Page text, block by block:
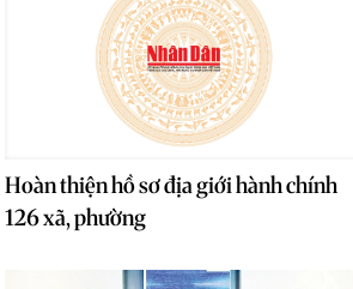
Hoàn thiện hồ sơ địa giới hành chính
126 xã, phường